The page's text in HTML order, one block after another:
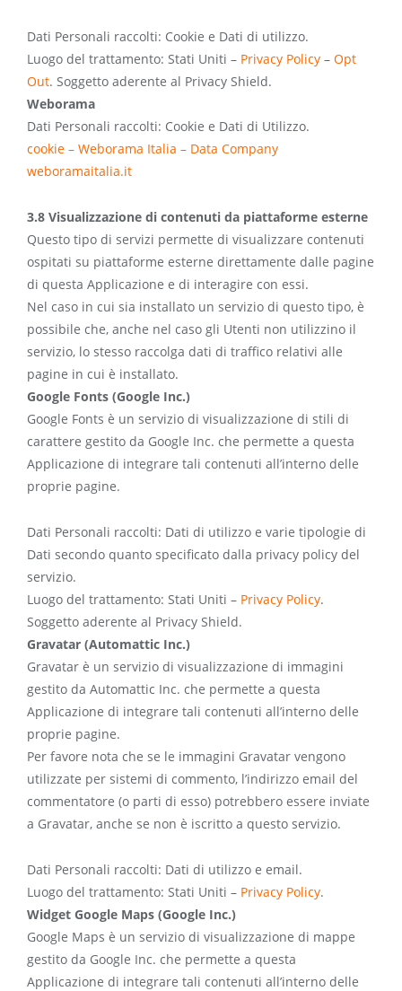
Dati Personali raccolti: Cookie e Dati di utilizzo.
Luogo del trattamento: Stati Uniti – Privacy Policy – Opt
Out. Soggetto aderente al Privacy Shield.
Weborama
Dati Personali raccolti: Cookie e Dati di Utilizzo.
cookie – Weborama Italia – Data Company
weboramaitalia.it
3.8 Visualizzazione di contenuti da piattaforme esterne
Questo tipo di servizi permette di visualizzare contenuti
ospitati su piattaforme esterne direttamente dalle pagine
di questa Applicazione e di interagire con essi.
Nel caso in cui sia installato un servizio di questo tipo, è
possibile che, anche nel caso gli Utenti non utilizzino il
servizio, lo stesso raccolga dati di traffico relativi alle
pagine in cui è installato.
Google Fonts (Google Inc.)
Google Fonts è un servizio di visualizzazione di stili di
carattere gestito da Google Inc. che permette a questa
Applicazione di integrare tali contenuti all’interno delle
proprie pagine.
Dati Personali raccolti: Dati di utilizzo e varie tipologie di
Dati secondo quanto specificato dalla privacy policy del
servizio.
Luogo del trattamento: Stati Uniti – Privacy Policy.
Soggetto aderente al Privacy Shield.
Gravatar (Automattic Inc.)
Gravatar è un servizio di visualizzazione di immagini
gestito da Automattic Inc. che permette a questa
Applicazione di integrare tali contenuti all’interno delle
proprie pagine.
Per favore nota che se le immagini Gravatar vengono
utilizzate per sistemi di commento, l’indirizzo email del
commentatore (o parti di esso) potrebbero essere inviate
a Gravatar, anche se non è iscritto a questo servizio.
Dati Personali raccolti: Dati di utilizzo e email.
Luogo del trattamento: Stati Uniti – Privacy Policy.
Widget Google Maps (Google Inc.)
Google Maps è un servizio di visualizzazione di mappe
gestito da Google Inc. che permette a questa
Applicazione di integrare tali contenuti all’interno delle